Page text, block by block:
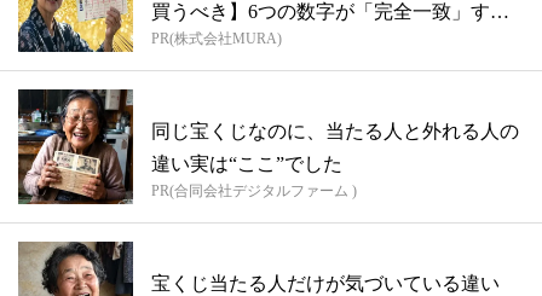
買うべき】6つの数字が「完全一致」する
方...
PR(株式会社MURA)
同じ宝くじなのに、当たる人と外れる人の
違い実は“ここ”でした
PR(合同会社デジタルファーム )
宝くじ当たる人だけが気づいている違い